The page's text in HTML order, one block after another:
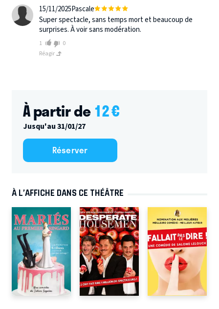
15/11/2025Pascale
Super spectacle, sans temps mort et beaucoup de
surprises. À voir sans modération.
1
0
Réagir
À partir de12€
Jusqu'au 31/01/27
Réserver
À L’AFFICHE DANS CE THÉÂTRE